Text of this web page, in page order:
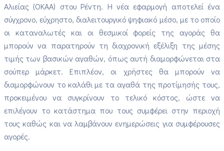
Αλιείας (ΟΚΑΑ) στου Ρέντη. Η νέα εφαρμογή αποτελεί ένα
σύγχρονο, εύχρηστο, διαλειτουργικό ψηφιακό μέσο, με το οποίο
οι καταναλωτές και οι θεσμικοί φορείς της αγοράς θα
μπορούν να παρατηρούν τη διαχρονική εξέλιξη της μέσης
τιμής των βασικών αγαθών, όπως αυτή διαμορφώνεται στα
σούπερ μάρκετ. Επιπλέον, οι χρήστες θα μπορούν να
διαμορφώνουν το καλάθι με τα αγαθά της προτίμησής τους,
προκειμένου να συγκρίνουν το τελικό κόστος, ώστε να
επιλέγουν το κατάστημα που τους συμφέρει στην περιοχή
τους καθώς και να λαμβάνουν ενημερώσεις για συμφέρουσες
αγορές.